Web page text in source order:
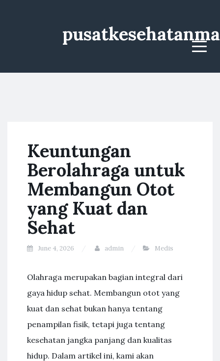
Menu
Keuntungan
Berolahraga untuk
Membangun Otot
yang Kuat dan
Sehat
June 4, 2026 admin Medis
Olahraga merupakan bagian integral dari
gaya hidup sehat. Membangun otot yang
kuat dan sehat bukan hanya tentang
penampilan fisik, tetapi juga tentang
kesehatan jangka panjang dan kualitas
hidup. Dalam artikel ini, kami akan